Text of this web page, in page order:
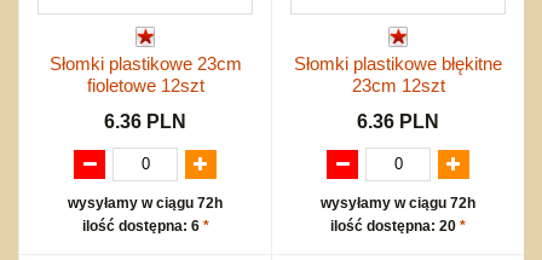
Słomki plastikowe 23cm
fioletowe 12szt
6.36 PLN
wysyłamy w ciągu 72h
ilość dostępna: 6 *
Słomki plastikowe błękitne
23cm 12szt
6.36 PLN
wysyłamy w ciągu 72h
ilość dostępna: 20 *